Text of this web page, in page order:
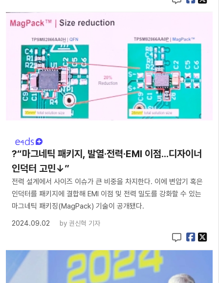
?“마그네틱 패키지, 발열·전력·EMI 이점...디자이너
인덕터 고민↓”
전력 설계에서 사이즈 이슈가 큰 비중을 차지한다. 이에 변압기 혹은
인덕터를 패키지에 결합해 EMI 이점 및 전력 밀도를 강화할 수 있는
마그네틱 패키징(MagPack) 기술이 공개됐다.
2024.09.02
by 권신혁 기자